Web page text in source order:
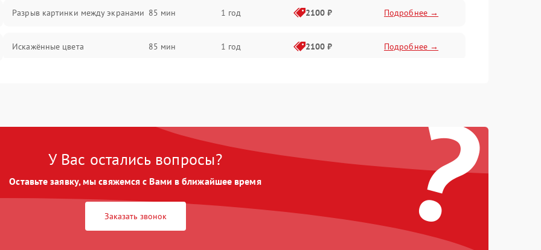
Разрыв картинки между экранами 85 мин 1 год 2100 ₽ Подробнее →
Искажённые цвета 85 мин 1 год 2100 ₽ Подробнее →
?
У Вас остались вопросы?
Оставьте заявку, мы свяжемся с Вами в ближайшее время
Заказать звонок